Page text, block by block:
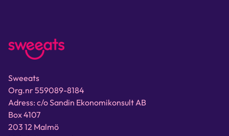
Sweeats
Org.nr 559089-8184
Adress: c/o Sandin Ekonomikonsult AB
Box 4107
203 12 Malmö